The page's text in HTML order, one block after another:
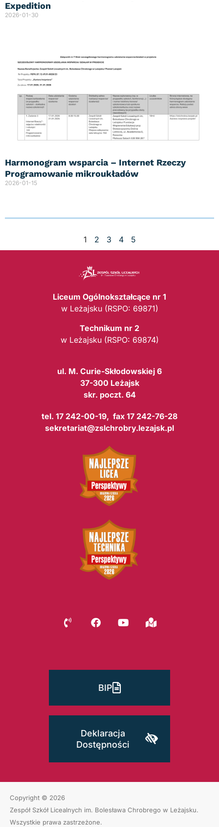
Expedition
2026-01-30
Harmonogram wsparcia – Internet Rzeczy
Programowanie mikroukładów
2026-01-15
1 2 3 4 5
Liceum Ogólnokształcące nr 1
w Leżajsku (RSPO: 69871)
Technikum nr 2
w Leżajsku (RSPO: 69874)
ul. M. Curie-Skłodowskiej 6
37-300 Leżajsk
skr. poczt. 64
tel. 17 242-00-19, fax 17 242-76-28
sekretariat@zslchrobry.lezajsk.pl
BIP
Deklaracja
Dostępności
Copyright © 2026
Zespół Szkół Licealnych im. Bolesława Chrobrego w Leżajsku.
Wszystkie prawa zastrzeżone.